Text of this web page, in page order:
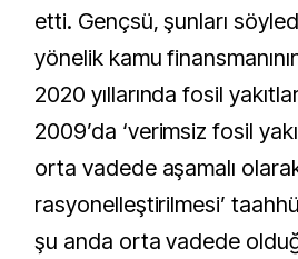
etti. Gençsü, şunları
yönelik kamu
2020 yıllarında fosil
2009’da ‘verimsiz fosil
orta vadede aşamalı olarak
rasyonelleştirilmesi’
şu anda orta vadede